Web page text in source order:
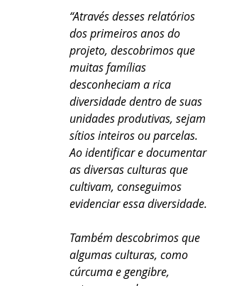
“Através desses relatórios
dos primeiros anos do
projeto, descobrimos que
muitas famílias
desconheciam a rica
diversidade dentro de suas
unidades produtivas, sejam
sítios inteiros ou parcelas.
Ao identificar e documentar
as diversas culturas que
cultivam, conseguimos
evidenciar essa diversidade.
Também descobrimos que
algumas culturas, como
cúrcuma e gengibre,